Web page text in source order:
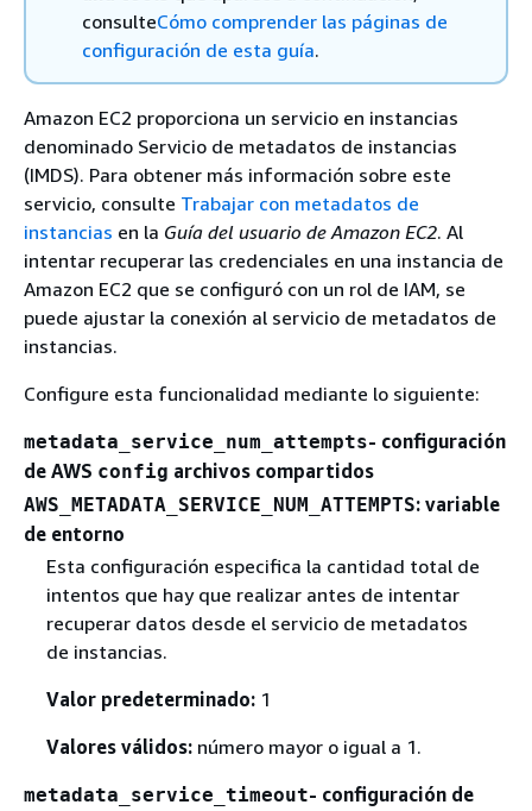
consulteCómo comprender las páginas de
configuración de esta guía.
Amazon EC2 proporciona un servicio en instancias
denominado Servicio de metadatos de instancias
(IMDS). Para obtener más información sobre este
servicio, consulte Trabajar con metadatos de
instancias en la Guía del usuario de Amazon EC2. Al
intentar recuperar las credenciales en una instancia de
Amazon EC2 que se configuró con un rol de IAM, se
puede ajustar la conexión al servicio de metadatos de
instancias.
Configure esta funcionalidad mediante lo siguiente:
metadata_service_num_attempts- configuración
de AWS config archivos compartidos
AWS_METADATA_SERVICE_NUM_ATTEMPTS: variable
de entorno
Esta configuración especifica la cantidad total de
intentos que hay que realizar antes de intentar
recuperar datos desde el servicio de metadatos
de instancias.
Valor predeterminado:1
Valores válidos:número mayor o igual a 1.
metadata_service_timeout- configuración de